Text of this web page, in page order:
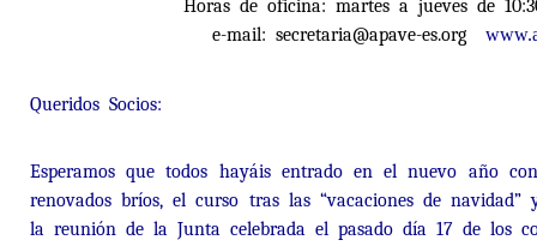
Horas de oficina: martes a jueves de
e-mail: secretaria@apave-es.org
Queridos Socios:
Esperamos que todos hayáis entrado en el nuevo año
renovados bríos, el curso tras las “vacaciones de
la reunión de la Junta celebrada el pasado día 17 de los